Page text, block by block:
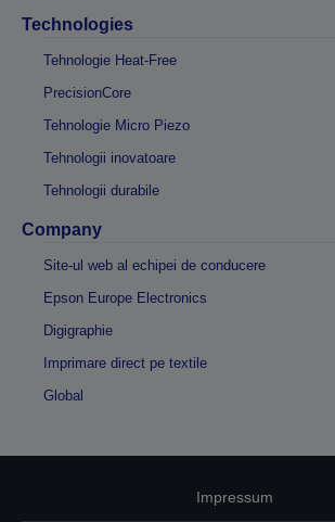
Technologies
Tehnologie Heat-Free
PrecisionCore
Tehnologie Micro Piezo
Tehnologii inovatoare
Tehnologii durabile
Company
Site-ul web al echipei de conducere
Epson Europe Electronics
Digigraphie
Imprimare direct pe textile
Global
Impressum